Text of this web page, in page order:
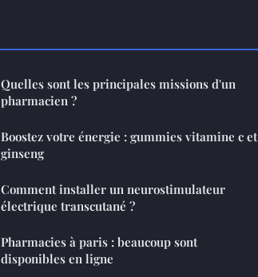
Quelles sont les principales missions d'un
pharmacien ?
Boostez votre énergie : gummies vitamine c et
ginseng
Comment installer un neurostimulateur
électrique transcutané ?
Pharmacies à paris : beaucoup sont
disponibles en ligne